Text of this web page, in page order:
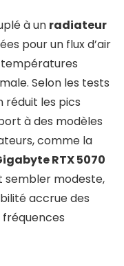
à un radiateur
pour un flux d’air
Selon les tests
les pics
à des modèles
comme la
RTX 5070
sembler modeste,
accrue des